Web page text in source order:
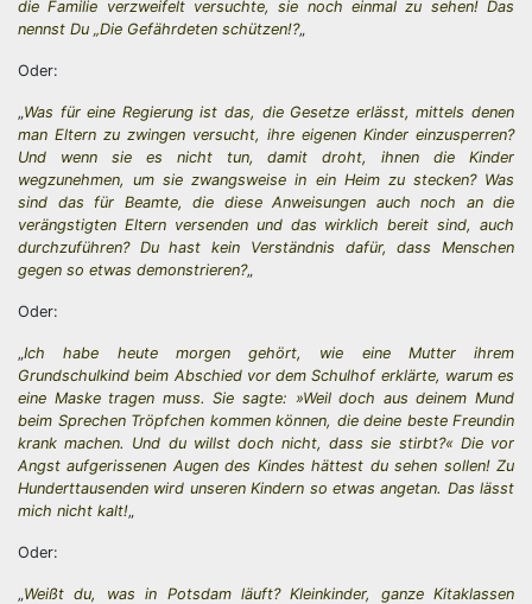
die Familie verzweifelt versuchte, sie noch einmal zu sehen! Das
nennst Du „Die Gefährdeten schützen!?„
Oder:
„Was für eine Regierung ist das, die Gesetze erlässt, mittels denen
man Eltern zu zwingen versucht, ihre eigenen Kinder einzusperren?
Und wenn sie es nicht tun, damit droht, ihnen die Kinder
wegzunehmen, um sie zwangsweise in ein Heim zu stecken? Was
sind das für Beamte, die diese Anweisungen auch noch an die
verängstigten Eltern versenden und das wirklich bereit sind, auch
durchzuführen? Du hast kein Verständnis dafür, dass Menschen
gegen so etwas demonstrieren?„
Oder:
„Ich habe heute morgen gehört, wie eine Mutter ihrem
Grundschulkind beim Abschied vor dem Schulhof erklärte, warum es
eine Maske tragen muss. Sie sagte: »Weil doch aus deinem Mund
beim Sprechen Tröpfchen kommen können, die deine beste Freundin
krank machen. Und du willst doch nicht, dass sie stirbt?« Die vor
Angst aufgerissenen Augen des Kindes hättest du sehen sollen! Zu
Hunderttausenden wird unseren Kindern so etwas angetan. Das lässt
mich nicht kalt!„
Oder:
„Weißt du, was in Potsdam läuft? Kleinkinder, ganze Kitaklassen